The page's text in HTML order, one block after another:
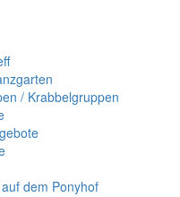
/ Krabbelgruppen
dem Ponyhof